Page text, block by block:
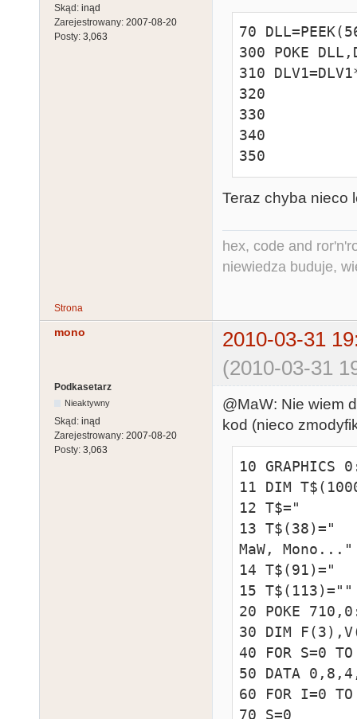
Skąd: inąd
Zarejestrowany: 2007-08-20
Posty: 3,063
70
300 POKE
310
320
330
340
350
Teraz chyba nieco
hex, code and
niewiedza buduje,
Strona
mono
2010-03-31
(2010-03-31
Podkasetarz
Nieaktywny
Skąd: inąd
Zarejestrowany: 2007-08-20
Posty: 3,063
@MaW: Nie wiem
kod (nieco
10 GRAPHICS
11 DIM
12 T$="
13 T$(38)="
MaW, Mono..."
14 T$(91)="
15 T$(113)=""
20 POKE
30 DIM
40 FOR S=0
50 DATA
60 FOR I=0
70 S=0